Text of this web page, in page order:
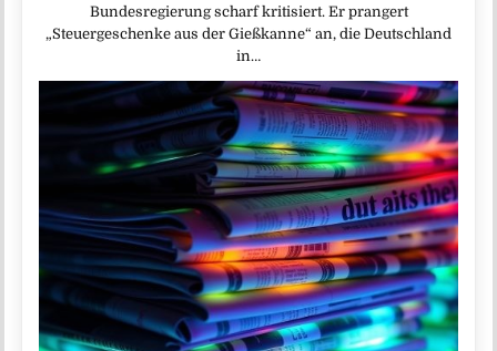
Bundesregierung scharf kritisiert. Er prangert
„Steuergeschenke aus der Gießkanne“ an, die Deutschland
in…